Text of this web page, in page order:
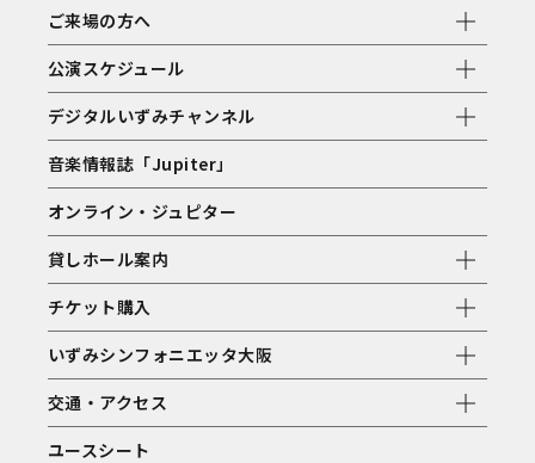
ご来場の方へ
公演スケジュール
デジタルいずみチャンネル
音楽情報誌「Jupiter」
オンライン・ジュピター
貸しホール案内
チケット購入
いずみシンフォニエッタ大阪
交通・アクセス
ユースシート